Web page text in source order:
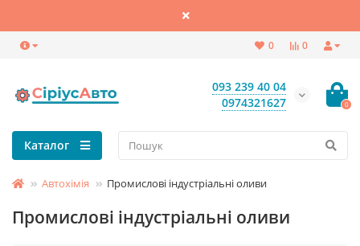
0
0
093 239 40 04
0974321627
0
Каталог
Автохімія Промислові індустріальні оливи
Промислові індустріальні оливи